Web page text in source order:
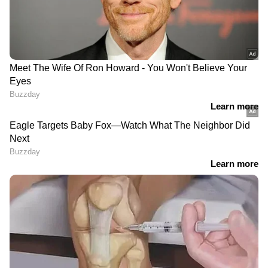
തീരുമാനം അറിയിക്കാൻ അണ്ണാമലൈ;
നാളെ ഉച്ചയ്ക്ക് 12-ന് പ്രഖ്യാപിക്കും,
സോഷ്യൽ മീഡിയ ലൈവിൽ വരും
RECOMMENDED STORIES